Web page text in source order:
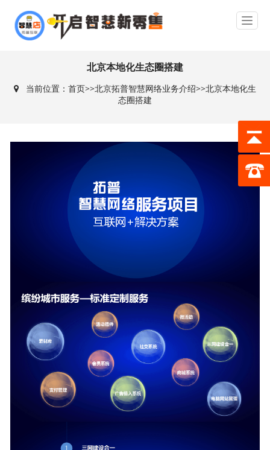
北京本地化生态圈搭建
当前位置： 首页>>北京拓普智慧网络业务介绍>>北京本地化生
态圈搭建